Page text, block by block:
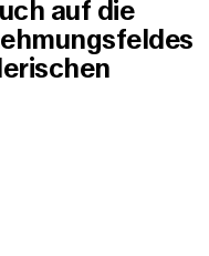
auf die